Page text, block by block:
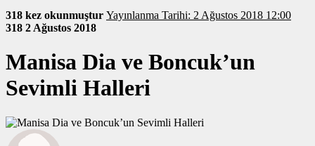
318 kez okunmuştur Yayınlanma Tarihi: 2 Ağustos 2018 12:00
318 2 Ağustos 2018
Manisa Dia ve Boncuk’un
Sevimli Halleri